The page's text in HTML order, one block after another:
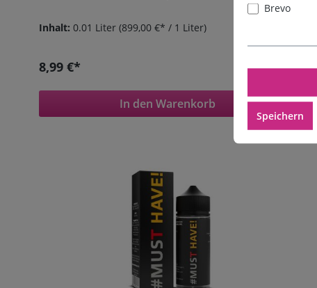
Inhalt: 0.01 Liter (899,00 €* / 1 Liter)
8,99 €*
In den Warenkorb
Brevo
Speichern